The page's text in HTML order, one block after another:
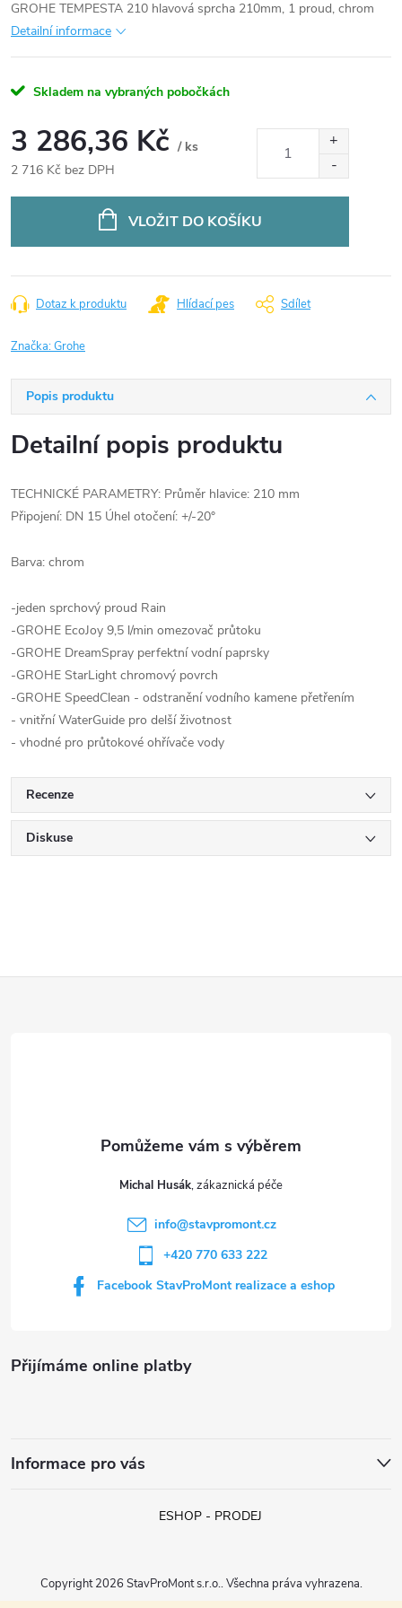
GROHE TEMPESTA 210 hlavová sprcha 210mm, 1 proud, chrom
Detailní informace
Skladem na vybraných pobočkách
3 286,36 Kč / ks
2 716 Kč bez DPH
VLOŽIT DO KOŠÍKU
Dotaz k produktu Hlídací pes Sdílet
Značka:Grohe
Popis produktu
Detailní popis produktu
TECHNICKÉ PARAMETRY: Průměr hlavice: 210 mm
Připojení: DN 15 Úhel otočení: +/-20°
Barva: chrom
-jeden sprchový proud Rain
-GROHE EcoJoy 9,5 l/min omezovač průtoku
-GROHE DreamSpray perfektní vodní paprsky
-GROHE StarLight chromový povrch
-GROHE SpeedClean - odstranění vodního kamene přetřením
- vnitřní WaterGuide pro delší životnost
- vhodné pro průtokové ohřívače vody
Recenze
Diskuse
Přijímáme online platby
Informace pro vás
Michal Husák
info@stavpromont.cz
+420 770 633 222
Facebook StavProMont realizace a eshop
ESHOP - PRODEJ
Copyright 2026 StavProMont s.r.o.. Všechna práva vyhrazena.